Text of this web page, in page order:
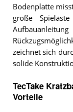
Bodenplatte
große
zeichnet sich
solide
TecTake
Vorteile